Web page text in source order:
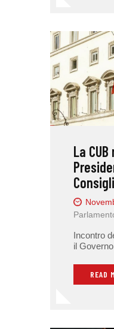
La
Incontro
il Governo
READ